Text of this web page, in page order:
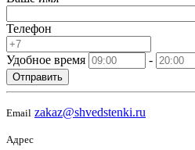
Телефон
Удобное время -
Отправить
Email zakaz@shvedstenki.ru
Адрес